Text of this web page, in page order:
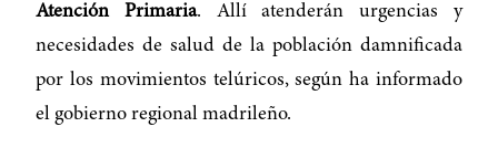
Atención Primaria. Allí atenderán urgencias y
necesidades de salud de la población damnificada
por los movimientos telúricos, según ha informado
el gobierno regional madrileño.